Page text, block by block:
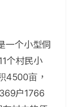
一个小型侗
个村民小
4500亩，
户1766